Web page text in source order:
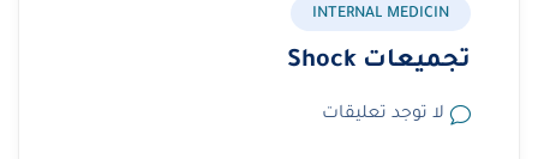
INTERNAL MEDICIN
تجميعات Shock
لا توجد تعليقات